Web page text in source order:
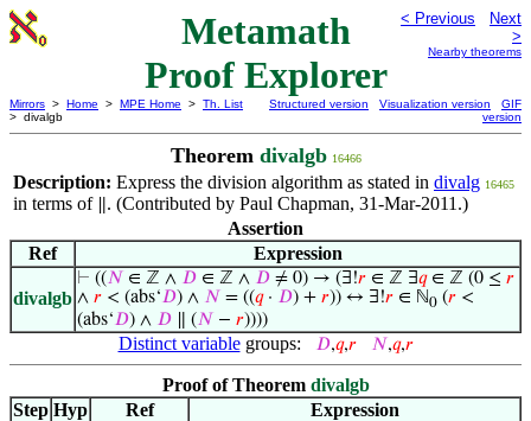
Metamath
Proof Explorer
< Previous
Next
>
Nearby theorems
Mirrors > Home > MPE Home > Th. List
> divalgb
Structured version Visualization version
GIF
version
Theorem divalgb 16466
Description: Express the division algorithm as stated in divalg 16465
in terms of
. (Contributed by Paul Chapman, 31-Mar-2011.)
Assertion
Ref
Expression
divalgb
⊢ ((𝑁 ∈ ℤ ∧ 𝐷 ∈ ℤ ∧ 𝐷 ≠ 0) → (∃!𝑟 ∈ ℤ ∃𝑞∈ ℤ (0 ≤ 𝑟
∧ 𝑟 < (abs‘𝐷) ∧ 𝑁 = ((𝑞· 𝐷) + 𝑟)) ↔ ∃!𝑟 ∈ ℕ0 (𝑟 <
(abs‘𝐷) ∧ 𝐷 ∥ (𝑁 − 𝑟))))
Distinct variablegroups: 𝐷,𝑞,𝑟 𝑁,𝑞,𝑟
Proof of Theorem divalgb
Step Hyp Ref Expression